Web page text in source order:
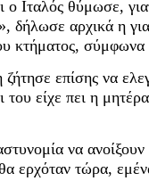
ο Ιταλός θύμωσε,
δήλωσε αρχικά η
κτήματος,
επίσης να
του είχε πει η
να
ερχόταν τώρα,